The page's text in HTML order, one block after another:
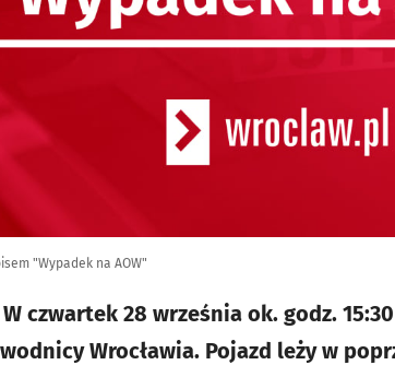
"Wypadek na AOW"
W czwartek 28 września ok. godz.
Wrocławia. Pojazd leży w